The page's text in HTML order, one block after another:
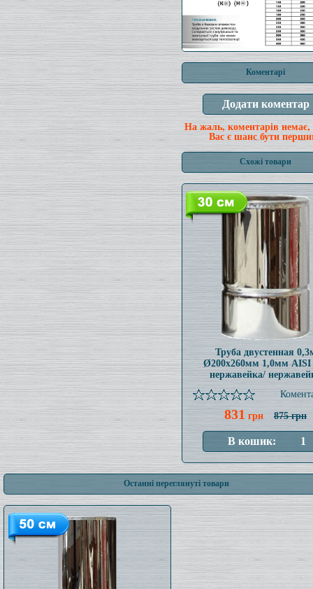
Коментарі
На жаль, коментарів немає,
Вас є шанс бути
Схожі товари
Труба двустенная
Ø200x260мм 1,0мм AISI
нержавейка/
831 грн 875 грн
Останні переглянуті товари